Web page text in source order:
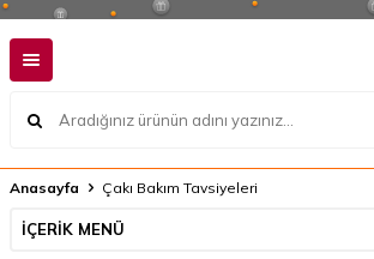
Anasayfa Çakı Bakım Tavsiyeleri
İÇERIK MENÜ